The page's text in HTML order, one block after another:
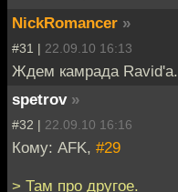
NickRomancer »
#31 | 22.09.10 16:13
Ждем камрада Ravid'а.
spetrov »
#32 | 22.09.10 16:16
Кому: AFK, #29
> Там про другое.